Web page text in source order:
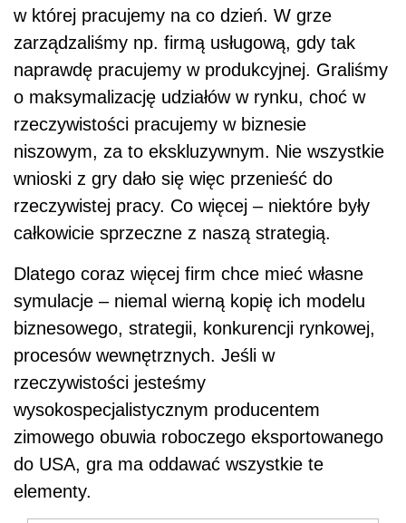
w której pracujemy na co dzień. W grze
zarządzaliśmy np. firmą usługową, gdy tak
naprawdę pracujemy w produkcyjnej. Graliśmy
o maksymalizację udziałów w rynku, choć w
rzeczywistości pracujemy w biznesie
niszowym, za to ekskluzywnym. Nie wszystkie
wnioski z gry dało się więc przenieść do
rzeczywistej pracy. Co więcej – niektóre były
całkowicie sprzeczne z naszą strategią.
Dlatego coraz więcej firm chce mieć własne
symulacje – niemal wierną kopię ich modelu
biznesowego, strategii, konkurencji rynkowej,
procesów wewnętrznych. Jeśli w
rzeczywistości jesteśmy
wysokospecjalistycznym producentem
zimowego obuwia roboczego eksportowanego
do USA, gra ma oddawać wszystkie te
elementy.